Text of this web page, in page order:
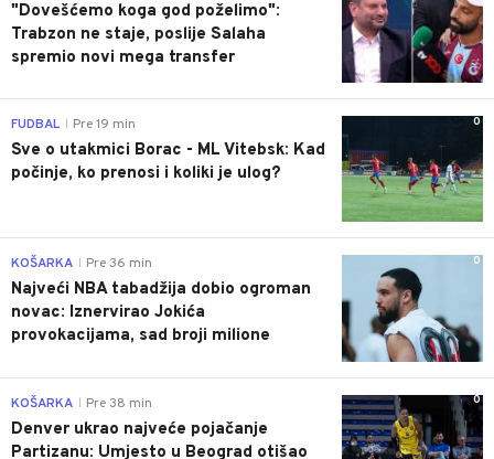
"Dovešćemo koga god poželimo":
Trabzon ne staje, poslije Salaha
spremio novi mega transfer
0
FUDBAL Pre 19 min
Sve o utakmici Borac - ML Vitebsk: Kad
počinje, ko prenosi i koliki je ulog?
0
KOŠARKA Pre 36 min
Najveći NBA tabadžija dobio ogroman
novac: Iznervirao Jokića
provokacijama, sad broji milione
0
KOŠARKA Pre 38 min
Denver ukrao najveće pojačanje
Partizanu: Umjesto u Beograd otišao